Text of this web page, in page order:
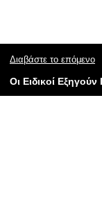
Διαβάστε το επόμενο
Οι Eιδικοί